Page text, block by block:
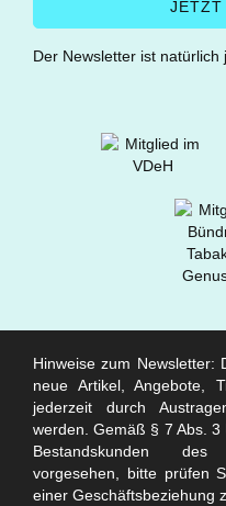
Der Newsletter ist
Hinweise zum Newsletter:
neue Artikel, Angebote,
jederzeit durch
werden. Gemäß § 7 Abs.
Bestandskunden des
vorgesehen, bitte prüfen
einer Geschäftsbeziehung